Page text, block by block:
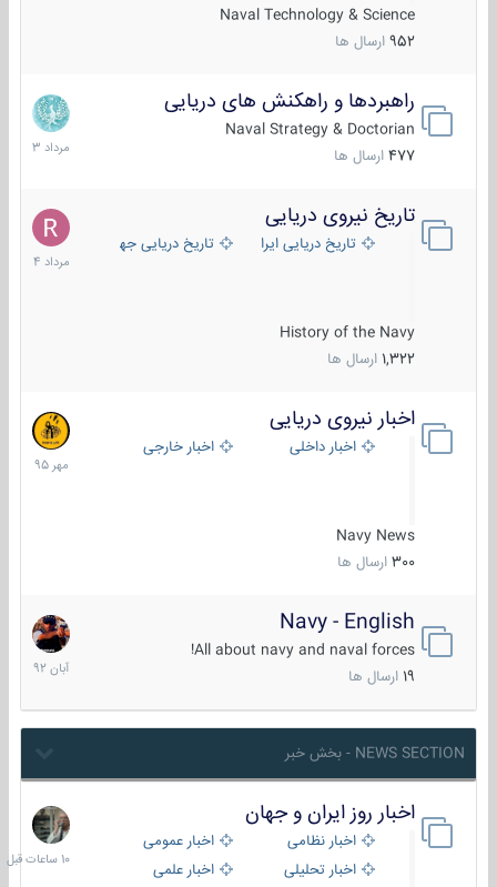
Naval Technology & Science
952 ارسال ها
راهبردها و راهکنش های دریایی
Naval Strategy & Doctorian
477 ارسال ها
2
مرداد
1403
تاریخ نیروی دریایی
تاریخ دریایی ایران تاریخ دریایی جهان
History of the Navy
1,322 ارسال ها
16
مرداد
1404
اخبار نیروی دریایی
اخبار داخلی اخبار خارجی
Navy News
300 ارسال ها
27
مهر
1395
Navy - English
All about navy and naval forces!
ارسال ها
22
آبان
1392
NEWS SECTION - بخش خبر
اخبار روز ایران و جهان
اخبار نظامی
اخبار عمومی
اخبار تحلیلی
اخبار علمی
10
ساعات
قبل